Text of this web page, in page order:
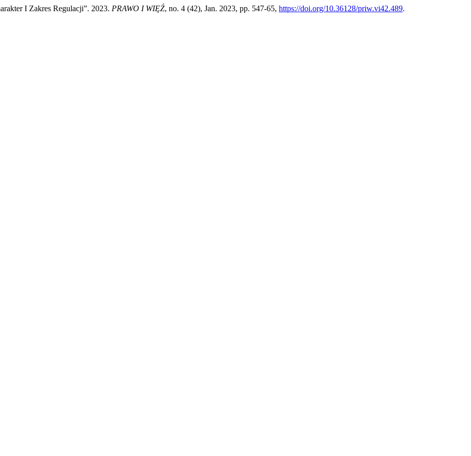
I Zakres Regulacji”. 2023. PRAWO I WIĘŹ, no. 4 (42), Jan. 2023, pp. 547-65, https://doi.org/10.36128/priw.vi42.489.